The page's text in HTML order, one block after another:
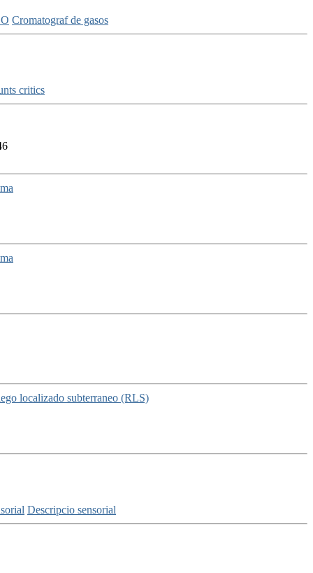
Cromatograf de gasos
critics
localizado subterraneo (RLS)
Descripcio sensorial